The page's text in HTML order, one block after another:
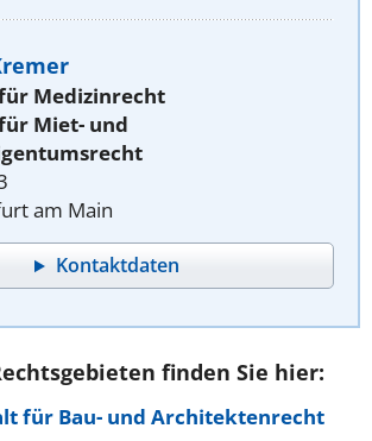
Medizinrecht
Miet- und
am Main
Kontaktdaten
finden Sie hier:
für Bau- und Architektenrecht